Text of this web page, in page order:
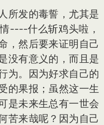
所发的毒誓，尤其是
----什么斩鸡头啦，
，然后要来证明自己
没有意义的，而且是
为。因为好求自己的
的果报；虽然这一生
是未来生总有一世会
苦来哉呢？因为自己